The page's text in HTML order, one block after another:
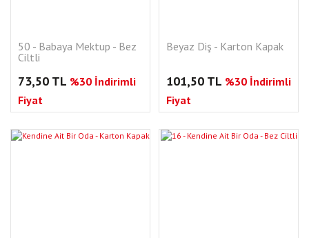
50 - Babaya Mektup - Bez
Ciltli
73,50 TL %30 İndirimli
Fiyat
Beyaz Diş - Karton Kapak
101,50 TL %30 İndirimli
Fiyat